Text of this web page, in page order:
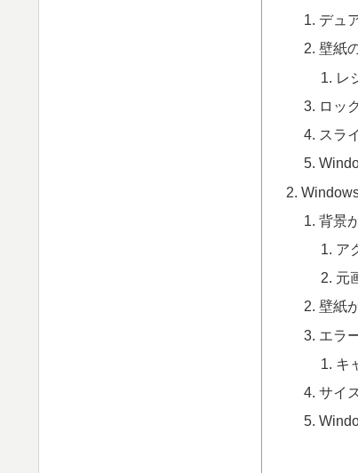
デュ
壁紙
レ
ロッ
スラ
背景
ア
元
壁紙
エラ
キ
サイ